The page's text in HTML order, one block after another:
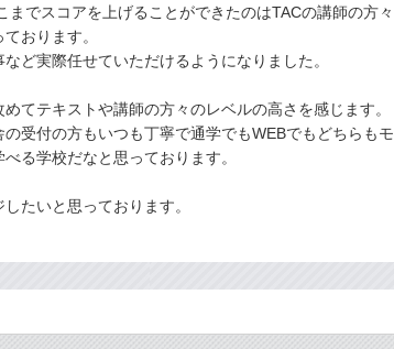
までスコアを上げることができたのはTACの講師の方々
おります。
ど実際任せていただけるようになりました。
てテキストや講師の方々のレベルの高さを感じます。
受付の方もいつも丁寧で通学でもWEBでもどちらもモ
る学校だなと思っております。
たいと思っております。